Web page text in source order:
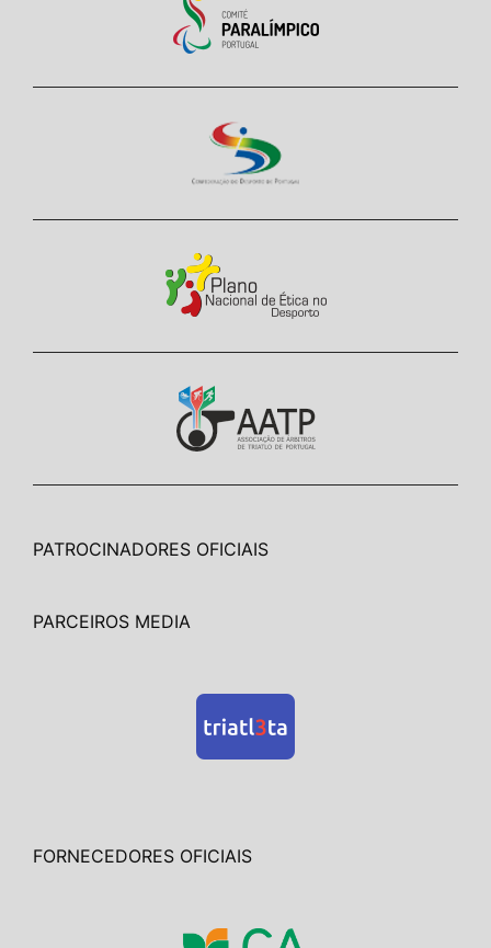
PATROCINADORES OFICIAIS
PARCEIROS MEDIA
FORNECEDORES OFICIAIS